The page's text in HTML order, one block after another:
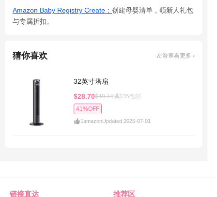
Amazon Baby Registry Create： 创建母婴清单，领新人礼包
与专属折扣。
猜你喜欢 左滑查看更多 ›
32英寸塔扇
$28.70$48.14满$35包邮
41%OFF
1amazonUpdated 2026-07-01
链接直达 推荐区